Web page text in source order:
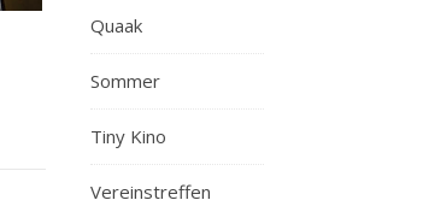
Quaak
Sommer
Tiny Kino
Vereinstreffen